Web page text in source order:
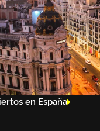
en España